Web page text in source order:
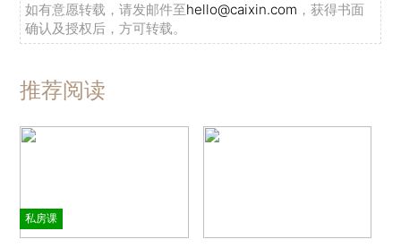
如有意愿转载，请发邮件至hello@caixin.com ，获得书面
确认及授权后，方可转载。
推荐阅读
私房课